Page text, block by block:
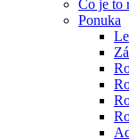
Čo je to
Ponuka